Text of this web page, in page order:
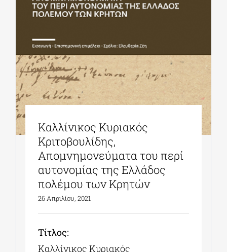
ΕΚΠΑΙΔΕΥΤΙΚΑ ΙΔΡΥΜΑΤΑ
ΠΟΛΙΤΙΣΤΙΚΟΙ ΦΟΡΕΙΣ
ΧΩΡΟΙ ΤΕΧΝΗΣ
ΕΚΔΗΛΩΣΕΙΣ
Καλλίνικος Κυριακός
Κριτοβουλίδης,
Απομνημονεύματα του περί
αυτονομίας της Ελλάδος
πολέμου των Κρητών
26 Απριλίου, 2021
Tίτλος:
Καλλίνικος Κυριακός